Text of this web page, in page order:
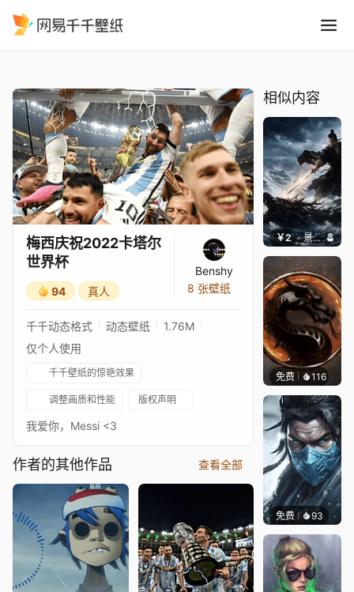
梅西庆祝2022卡塔尔
世界杯
94 真人
Benshy
8 张壁纸
千千动态格式 动态壁纸
1.76M
仅个人使用
千千壁纸的惊艳效果
调整画质和性能 版权声明
我爱你，Messi <3
作者的其他作品 查看全部
相似内容
￥2 景毅6688
免费 116
免费 93 Niara